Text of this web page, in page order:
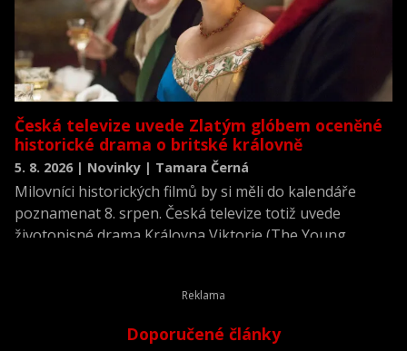
Česká televize uvede Zlatým glóbem oceněné
historické drama o britské královně
5. 8. 2026 | Novinky | Tamara Černá
Milovníci historických filmů by si měli do kalendáře
poznamenat 8. srpen. Česká televize totiž uvede
životopisné drama Královna Viktorie (The Young
Doporučené články